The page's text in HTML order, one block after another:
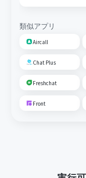
類似アプリ
Aircall
Chat Plus
Freshchat
Front